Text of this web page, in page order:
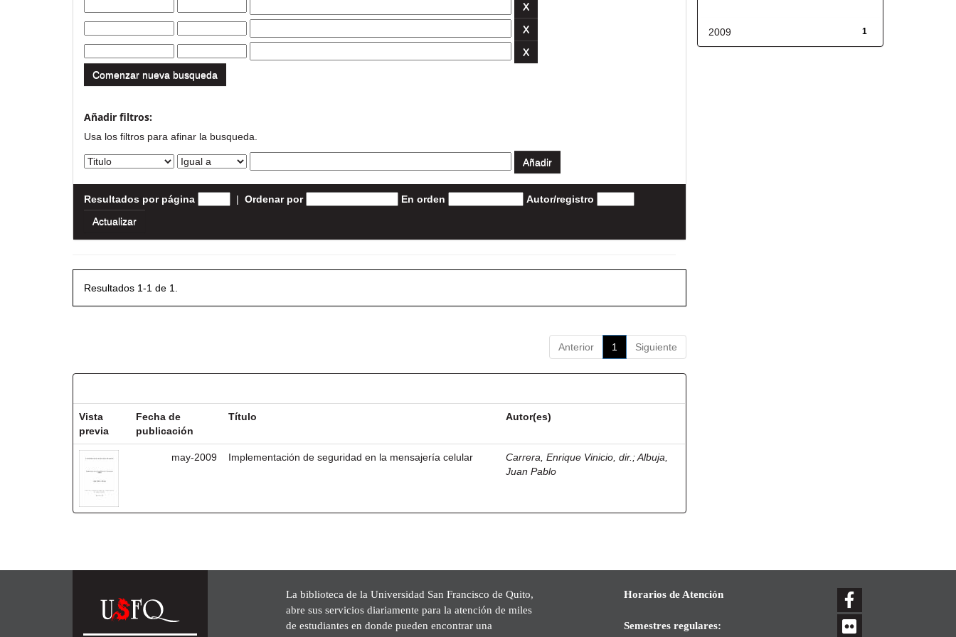
Comenzar nueva busqueda
Añadir filtros:
Usa los filtros para afinar la busqueda.
Resultados por página | Ordenar por En orden Autor/registro
Resultados 1-1 de 1.
Anterior 1 Siguiente
Vista
previa
Fecha de
publicación
Título Autor(es)
may-2009 Implementación de seguridad en la mensajería celular Carrera, Enrique Vinicio, dir. ;Albuja,
Juan Pablo
1
2009
La biblioteca de la Universidad San Francisco de Quito,
abre sus servicios diariamente para la atención de miles
de estudiantes en donde pueden encontrar una
Horarios de Atención
Semestres regulares: